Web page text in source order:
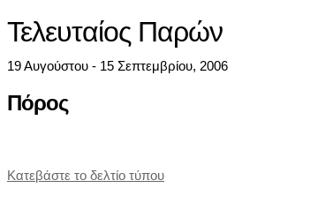
Τελευταίος Παρών
19 Αυγούστου - 15 Σεπτεμβρίου, 2006
Πόρος
Κατεβάστε το δελτίο τύπου